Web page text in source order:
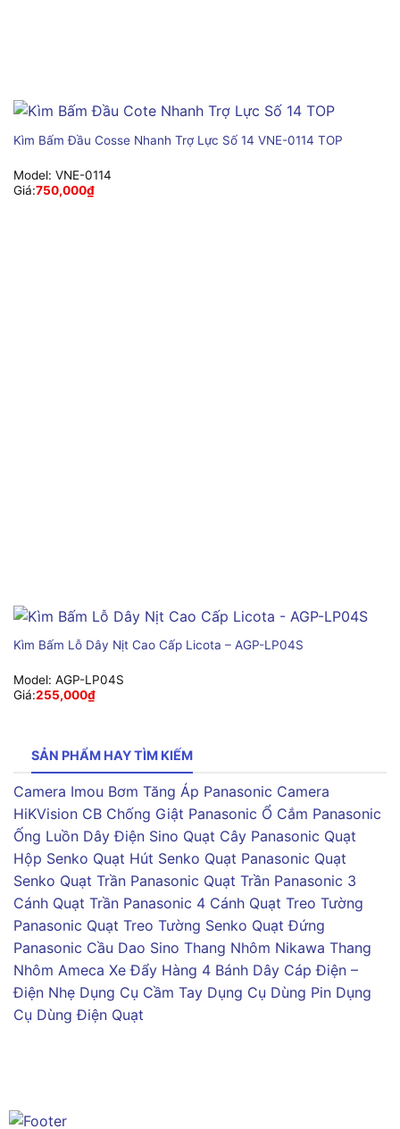
Kìm Bấm Đầu Cosse Nhanh Trợ Lực Số 14 VNE-0114 TOP
Model: VNE-0114
Giá:750,000₫
Kìm Bấm Lỗ Dây Nịt Cao Cấp Licota – AGP-LP04S
Model: AGP-LP04S
Giá:255,000₫
SẢN PHẨM HAY TÌM KIẾM
Camera Imou Bơm Tăng Áp Panasonic Camera
HiKVision CB Chống Giật Panasonic Ổ Cắm Panasonic
Ống Luồn Dây Điện Sino Quạt Cây Panasonic Quạt
Hộp Senko Quạt Hút Senko Quạt Panasonic Quạt
Senko Quạt Trần Panasonic Quạt Trần Panasonic 3
Cánh Quạt Trần Panasonic 4 Cánh Quạt Treo Tường
Panasonic Quạt Treo Tường Senko Quạt Đứng
Panasonic Cầu Dao Sino Thang Nhôm Nikawa Thang
Nhôm Ameca Xe Đẩy Hàng 4 Bánh Dây Cáp Điện –
Điện Nhẹ Dụng Cụ Cầm Tay Dụng Cụ Dùng Pin Dụng
Cụ Dùng Điện Quạt